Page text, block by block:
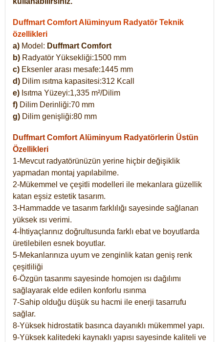
Duffmart Comfort Alüminyum Radyatör Teknik
özellikleri
a) Model: Duffmart Comfort
b) Radyatör Yüksekliği:1500 mm
c) Eksenler arası mesafe:1445 mm
d) Dilim ısıtma kapasitesi:312 Kcall
e) Isıtma Yüzeyi:1,335 m²/Dilim
f) Dilim Derinliği:70 mm
g) Dilim genişliği:80 mm
Duffmart Comfort Alüminyum Radyatörlerin Üstün
Özellikleri
1-Mevcut radyatörünüzün yerine hiçbir değişiklik
yapmadan montaj yapılabilme.
2-Mükemmel ve çeşitli modelleri ile mekanlara güzellik
katan eşsiz estetik tasarım.
3-Hammadde ve tasarım farklılığı sayesinde sağlanan
yüksek ısı verimi.
4-İhtiyaçlarınız doğrultusunda farklı ebat ve boyutlarda
üretilebilen esnek boyutlar.
5-Mekanlarınıza uyum ve zenginlik katan geniş renk
çeşitliliği
6-Özgün tasarımı sayesinde homojen ısı dağılımı
sağlayarak elde edilen konforlu ısınma
7-Sahip olduğu düşük su hacmi ile enerji tasarrufu
sağlar.
8-Yüksek hidrostatik basınca dayanıklı mükemmel yapı.
9-Yüksek kalitedeki kaynaklı yapısı sayesinde kaliteli ve